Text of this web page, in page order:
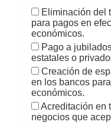
Eliminación del
para pagos en
económicos.
Pago a
estatales o
Creación de
en los bancos
económicos.
Acreditación en
negocios que